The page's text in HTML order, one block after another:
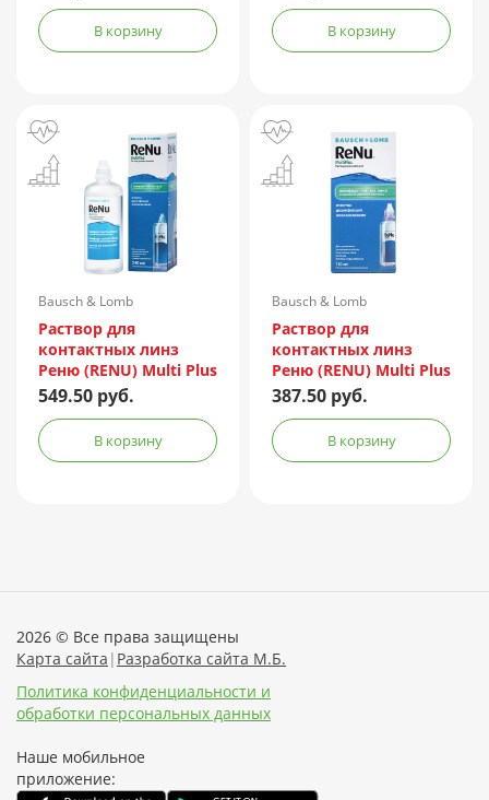
В корзину В корзину
Bausch & Lomb
Incorporated/Италия
Раствор для
контактных линз
Реню (RENU) Multi Plus
240мл + контейнер
549.50 руб.
В корзину
Bausch & Lomb
Incorporated/Италия
Раствор для
контактных линз
Реню (RENU) Multi Plus
120мл + контейнер
387.50 руб.
В корзину
2026 © Все права защищены
Карта сайта | Разработка сайта М.Б.
Политика конфиденциальности и
обработки персональных данных
Наше мобильное
приложение: